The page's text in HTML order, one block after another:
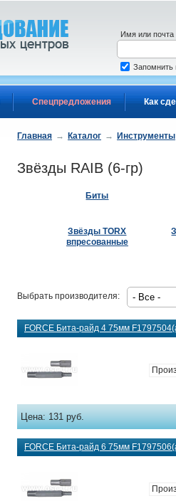
Спецпредложения Как
Имя или почта
Запомнить
Главная → Каталог → Инструменты
Звёзды RAIB (6-гр)
Биты
Звёзды TORX
впресованные
Выбрать производителя:
FORCE Бита-райд 4 75мм
Цена:131 руб.
FORCE Бита-райд 6 75мм